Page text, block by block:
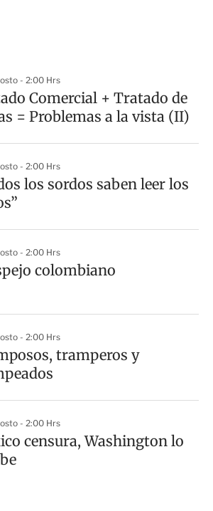
- 2:00 Hrs
Comercial + Tratado de
= Problemas a la vista (II)
- 2:00 Hrs
los sordos saben leer los
- 2:00 Hrs
colombiano
- 2:00 Hrs
tramperos y
- 2:00 Hrs
censura, Washington lo